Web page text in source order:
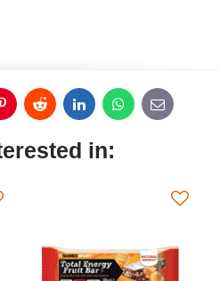
PinterestReddit LinkedInWhatsApp
E-
mail
in: